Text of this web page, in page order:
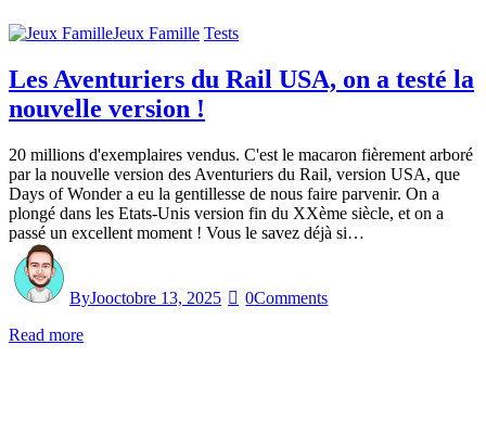
Jeux Famille Tests
Les Aventuriers du Rail USA, on a testé la
nouvelle version !
20 millions d'exemplaires vendus. C'est le macaron fièrement arboré
par la nouvelle version des Aventuriers du Rail, version USA, que
Days of Wonder a eu la gentillesse de nous faire parvenir. On a
plongé dans les Etats-Unis version fin du XXème siècle, et on a
passé un excellent moment ! Vous le savez déjà si…
ByJooctobre 13, 2025 0Comments
Read more